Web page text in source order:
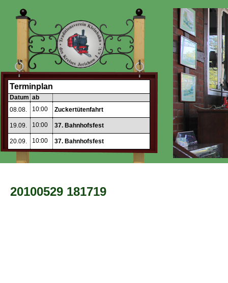
Terminplan
Datum ab
08.08.
10:00 Zuckertütenfahrt
19.09. 10:00 37. Bahnhofsfest
20.09. 10:00 37. Bahnhofsfest
20100529 181719